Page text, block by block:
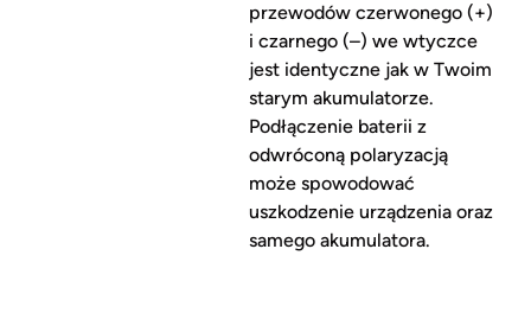
przewodów czerwonego (+)
i czarnego (–) we wtyczce
jest identyczne jak w Twoim
starym akumulatorze.
Podłączenie baterii z
odwróconą polaryzacją
może spowodować
uszkodzenie urządzenia oraz
samego akumulatora.